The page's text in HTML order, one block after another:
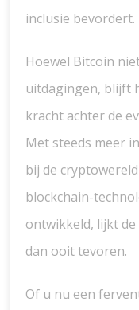
inclusie bevordert.
Hoewel Bitcoin
uitdagingen, blijft
kracht achter de
Met steeds meer
bij de
blockchain-
ontwikkeld, lijkt
dan ooit tevoren.
Of u nu een